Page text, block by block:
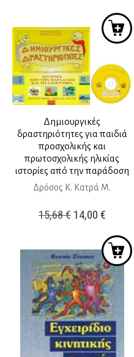
was:
7,42 €.
τιμή
είναι:
6,50 €.
Δημιουργικές
δραστηριότητες για παιδιά
προσχολικής και
πρωτοσχολικής ηλικίας
ιστορίες από την παράδοση
Δρόσος Κ. Κατρά Μ.
15,68€ Original
was:
15,68 €.
14,00 €Η
τιμή
είναι:
14,00 €.